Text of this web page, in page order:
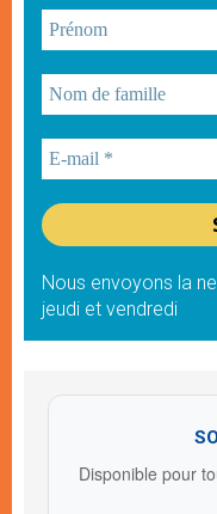
Nous envoyons la
jeudi et vendredi
Disponible pour